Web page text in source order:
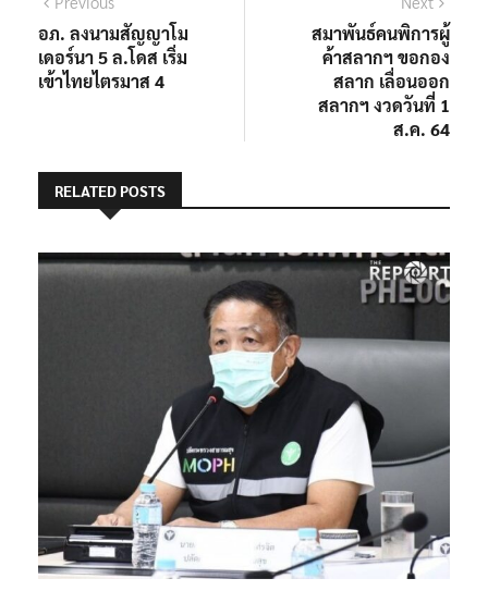
เรื่อง
post:
อภ. ลงนามสัญญาโม
เดอร์นา 5 ล.โดส เริ่ม
เข้าไทยไตรมาส 4
post:
สมาพันธ์คนพิการผู้
ค้าสลากฯ ขอกอง
สลาก เลื่อนออก
สลากฯ​ งวดวันที่ 1
ส.ค. 64
RELATED POSTS